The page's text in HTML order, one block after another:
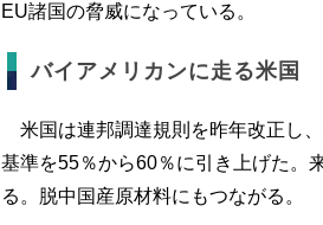
EU諸国の脅威になっている。
バイアメリカンに走る米国
米国は連邦調達規則を昨年改正し
基準を55％から60％に引き上げた。
る。脱中国産原材料にもつながる。